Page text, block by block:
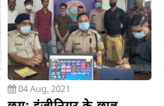
04 Aug, 2021